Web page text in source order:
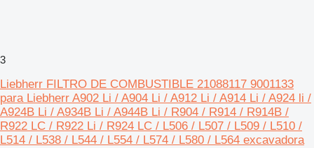
3
Liebherr FILTRO DE COMBUSTIBLE 21088117 9001133
para Liebherr A902 Li / A904 Li / A912 Li / A914 Li / A924 li /
A924B Li / A934B Li / A944B Li / R904 / R914 / R914B /
R922 LC / R922 Li / R924 LC / L506 / L507 / L509 / L510 /
L514 / L538 / L544 / L554 / L574 / L580 / L564 excavadora